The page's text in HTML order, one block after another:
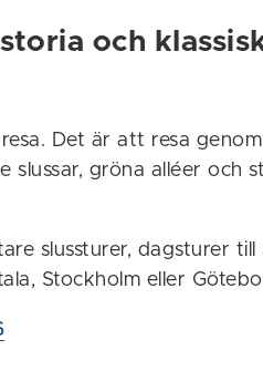
och
Det är att resa genom
slussar, gröna alléer och
slussturer, dagsturer till
Stockholm eller